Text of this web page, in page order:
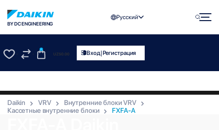
BY DC ENGINEERING
Русский
0
UZS0.00 Вход|Регистрация
Daikin VRV
Внутренние блоки VRV
Кассетные внутренние блоки
FXFA-A